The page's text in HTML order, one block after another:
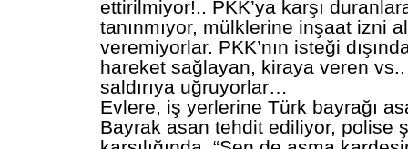
ettirilmiyor!.. PKK’ya karşı
tanınmıyor, mülklerine inşaat izni
veremiyorlar. PKK’nın isteği
hareket sağlayan, kiraya veren
saldırıya uğruyorlar…
Evlere, iş yerlerine Türk bayrağı
Bayrak asan tehdit ediliyor, polise